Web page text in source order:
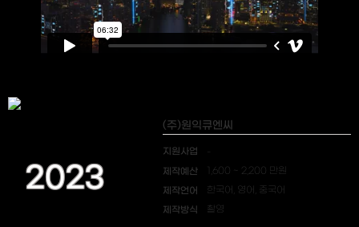
2023
(주)원익큐엔씨
지원사업
제작예산 1,600 ~ 2,200 만원
제작언어 한국어, 영어, 중국어
제작방식 촬영